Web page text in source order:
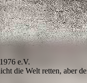
e.V.
die Welt retten, aber